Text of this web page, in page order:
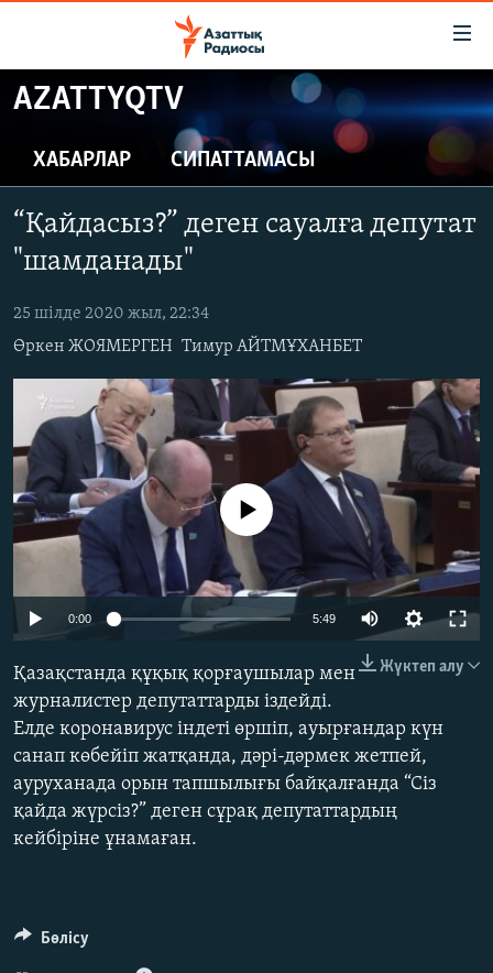
Skip
to
content
main
Navigation
Skip
Search
ЖАҢАЛЫҚТАР
САЯСАТ
ҚАҢТАР ОҚИҒАСЫ
АДАМ ҚҰҚЫҚТАРЫ
ӘЛЕУМЕТ
ӘЛЕМ
АРНАЙЫ ЖОБАЛАР
Русский
ЖАЗЫЛЫҢЫЗ
Басқа тілдерде
AZATTYQTV
ХАБАРЛАР СИПАТТАМАСЫ
“Қайдасыз?” деген сауалға депутат
"шамданады"
25 шілде 2020 жыл, 22:34
Өркен ЖОЯМЕРГЕН Тимур АЙТМҰХАНБЕТ
Auto 240p 360p 480p
No media source currently available
0:00 5:49
480p
1080p
Жүктеп алу
Қазақстанда құқық қорғаушылар мен
журналистер депутаттарды іздейді.
Елде коронавирус індеті өршіп, ауырғандар күн
санап көбейіп жатқанда, дәрі-дәрмек жетпей,
ауруханада орын тапшылығы байқалғанда “Сіз
қайда жүрсіз?” деген сұрақ депутаттардың
кейбіріне ұнамаған.
Бөлісу